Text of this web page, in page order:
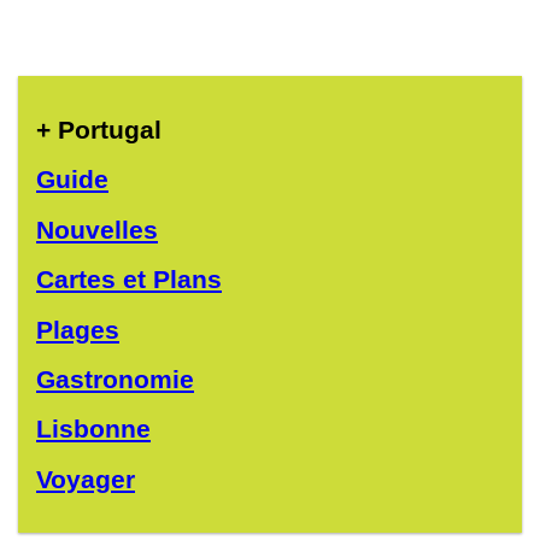
+ Portugal
Guide
Nouvelles
Cartes et Plans
Plages
Gastronomie
Lisbonne
Voyager